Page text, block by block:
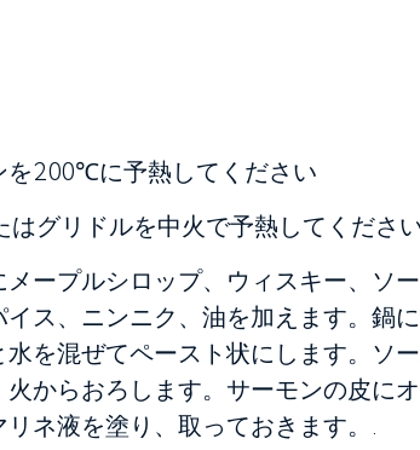
を200℃に予熱してください
はグリドルを中火で予熱してください
メープルシロップ、ウィスキー、ソ
イス、ニンニク、油を加えます。鍋
水を混ぜてペースト状にします。ソ
火からおろします。サーモンの皮に
リネ液を塗り、取っておきます。.